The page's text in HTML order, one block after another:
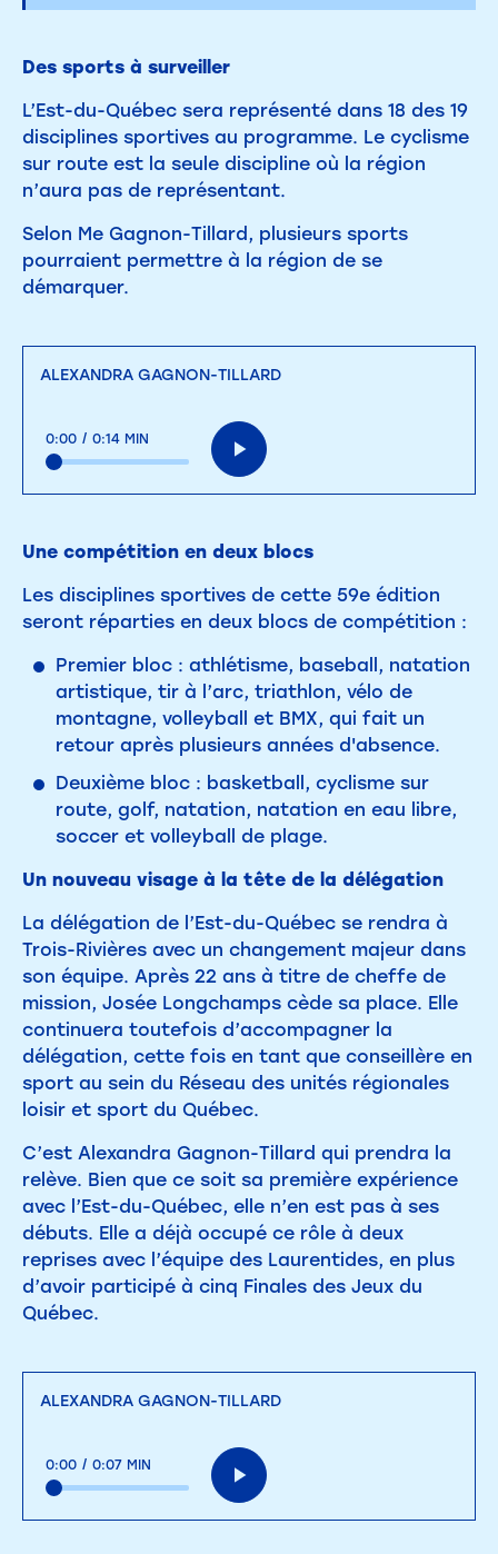
Des sports à surveiller
L’Est-du-Québec sera représenté dans 18 des 19
disciplines sportives au programme. Le cyclisme
sur route est la seule discipline où la région
n’aura pas de représentant.
Selon Me Gagnon-Tillard, plusieurs sports
pourraient permettre à la région de se
démarquer.
ALEXANDRA GAGNON-TILLARD
0:00 / 0:14 MIN
Une compétition en deux blocs
Les disciplines sportives de cette 59e édition
seront réparties en deux blocs de compétition :
Premier bloc : athlétisme, baseball, natation
artistique, tir à l’arc, triathlon, vélo de
montagne, volleyball et BMX, qui fait un
retour après plusieurs années d'absence.
Deuxième bloc : basketball, cyclisme sur
route, golf, natation, natation en eau libre,
soccer et volleyball de plage.
Un nouveau visage à la tête de la délégation
La délégation de l’Est-du-Québec se rendra à
Trois-Rivières avec un changement majeur dans
son équipe. Après 22 ans à titre de cheffe de
mission, Josée Longchamps cède sa place. Elle
continuera toutefois d’accompagner la
délégation, cette fois en tant que conseillère en
sport au sein du Réseau des unités régionales
loisir et sport du Québec.
C’est Alexandra Gagnon-Tillard qui prendra la
relève. Bien que ce soit sa première expérience
avec l’Est-du-Québec, elle n’en est pas à ses
débuts. Elle a déjà occupé ce rôle à deux
reprises avec l’équipe des Laurentides, en plus
d’avoir participé à cinq Finales des Jeux du
Québec.
ALEXANDRA GAGNON-TILLARD
0:00 / 0:07 MIN